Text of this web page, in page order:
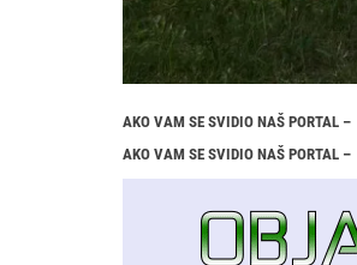
AKO VAM SE SVIDIO NAŠ PORTAL –
AKO VAM SE SVIDIO NAŠ PORTAL –